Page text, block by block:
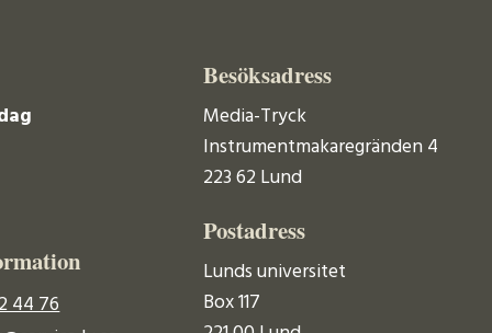
44 76
Besöksadress
Media-Tryck
Instrumentmakaregränden 4
223 62 Lund
Postadress
Lunds universitet
Box 117